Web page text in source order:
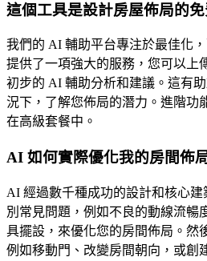
這個工具是設計房屋佈局的免
我們的 AI 輔助平台專注於最佳化
提供了一項強大的服務，您可以上
初步的 AI 輔助分析和建議。這有
況下，了解您佈局的潛力。進階功
在高級套餐中。
AI 如何實際優化我的房間佈
AI 經過數千種成功的設計和核心
別常見問題，例如不良的動線流暢
具擺設，來優化您的房間佈局。然
例如移動門、改變房間朝向，或創